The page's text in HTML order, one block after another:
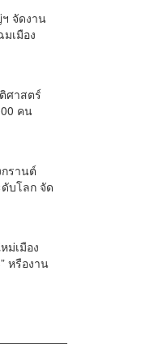
จัดงาน
เมือง
2 ที่
ข้อมูล
งใหม่
ศาสตร์
คน
ลายสถิติ
าระครบ
าเมือง
รานต์
บโลก จัด
รานต์ที่
เที่ยว
ายโตก
ม่เมือง
หรืองาน